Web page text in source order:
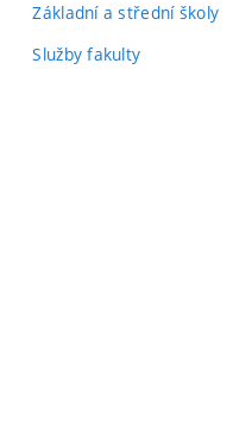
Základní a střední školy
Služby fakulty